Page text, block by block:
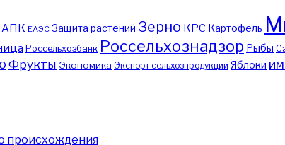
АПК ЕАЭС Защита растений Зерно КРС Картофель
Россельхозбанк Россельхознадзор Рыбы
Фрукты Экономика Экспорт сельхозпродукции Яблоки